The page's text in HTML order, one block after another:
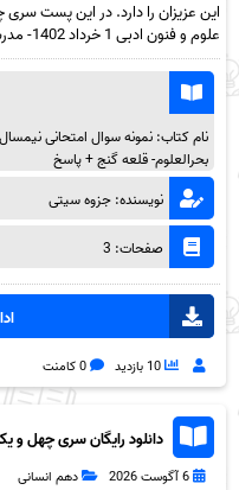
این عزیزان را دارد. در این پست
علوم و فنون ادبی 1 خرداد 1402- مدرسه بحرالعلوم- قلعه ...
بحرالعلوم- قلعه گنج + پاسخ
نویسنده: جزوه سیتی
صفحات: 3
10 بازدید 0 کامنت
دانلود رایگان سری چهل و
دهم انسانی به همراه pdf
6 آگوست 2026 دهم انسانی